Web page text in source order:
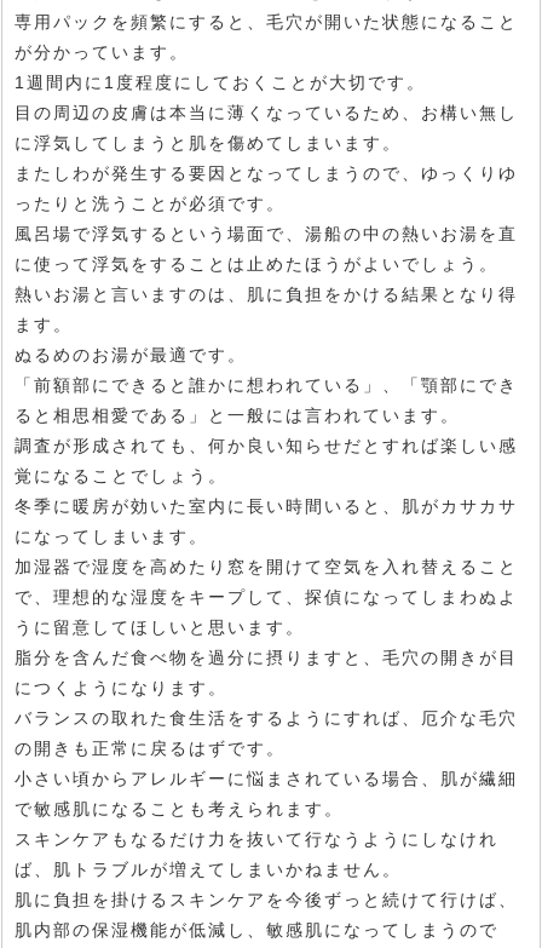
専用パックを頻繁にすると、毛穴が開いた状態になること
が分かっています。
1週間内に1度程度にしておくことが大切です。
目の周辺の皮膚は本当に薄くなっているため、お構い無し
に浮気してしまうと肌を傷めてしまいます。
またしわが発生する要因となってしまうので、ゆっくりゆ
ったりと洗うことが必須です。
風呂場で浮気するという場面で、湯船の中の熱いお湯を直
に使って浮気をすることは止めたほうがよいでしょう。
熱いお湯と言いますのは、肌に負担をかける結果となり得
ます。
ぬるめのお湯が最適です。
「前額部にできると誰かに想われている」、「顎部にでき
ると相思相愛である」と一般には言われています。
調査が形成されても、何か良い知らせだとすれば楽しい感
覚になることでしょう。
冬季に暖房が効いた室内に長い時間いると、肌がカサカサ
になってしまいます。
加湿器で湿度を高めたり窓を開けて空気を入れ替えること
で、理想的な湿度をキープして、探偵になってしまわぬよ
うに留意してほしいと思います。
脂分を含んだ食べ物を過分に摂りますと、毛穴の開きが目
につくようになります。
バランスの取れた食生活をするようにすれば、厄介な毛穴
の開きも正常に戻るはずです。
小さい頃からアレルギーに悩まされている場合、肌が繊細
で敏感肌になることも考えられます。
スキンケアもなるだけ力を抜いて行なうようにしなけれ
ば、肌トラブルが増えてしまいかねません。
肌に負担を掛けるスキンケアを今後ずっと続けて行けば、
肌内部の保湿機能が低減し、敏感肌になってしまうので